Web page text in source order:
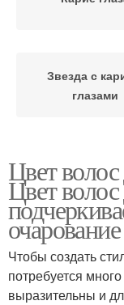
Звезда с
глазами
Цвет волос
Цвет
Чтобы создать
потребуется
выразительны и